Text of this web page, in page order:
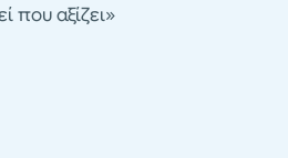
που αξίζει»